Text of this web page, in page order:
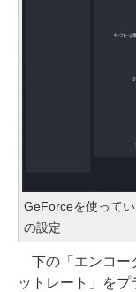
GeForceを使って
の設定
下の「エンコー
ットレート」をプ